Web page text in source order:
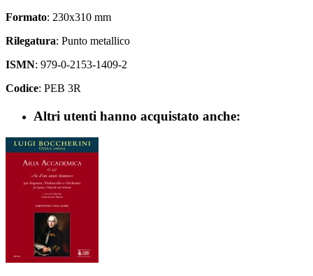
Formato: 230x310 mm
Rilegatura: Punto metallico
ISMN: 979-0-2153-1409-2
Codice: PEB 3R
Altri utenti hanno acquistato anche: